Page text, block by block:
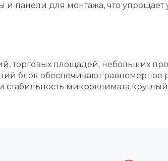
для монтажа, что упрощает
торговых площадей, небольших
блок обеспечивают равномерное
микроклимата круглый